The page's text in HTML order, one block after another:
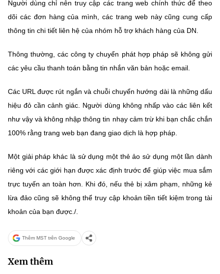
Người dùng chỉ nên truy cập các trang web chính thức để theo
dõi các đơn hàng của mình, các trang web này cũng cung cấp
thông tin chi tiết liên hệ của nhóm hỗ trợ khách hàng của DN.
Thông thường, các công ty chuyển phát hợp pháp sẽ không gửi
các yêu cầu thanh toán bằng tin nhắn văn bản hoặc email.
Các URL được rút ngắn và chuỗi chuyển hướng dài là những dấu
hiệu đỏ cần cảnh giác. Người dùng không nhấp vào các liên kết
như vậy và không nhập thông tin nhạy cảm trừ khi bạn chắc chắn
100% rằng trang web bạn đang giao dịch là hợp pháp.
Một giải pháp khác là sử dụng một thẻ ảo sử dụng một lần dành
riêng với các giới hạn được xác định trước để giúp việc mua sắm
trực tuyến an toàn hơn. Khi đó, nếu thẻ bị xâm phạm, những kẻ
lừa đảo cũng sẽ không thể truy cập khoản tiền tiết kiệm trong tài
khoản của bạn được./.
Thêm MST trên Google
Xem thêm